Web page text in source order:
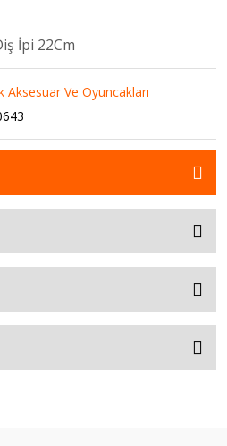
İpi 22Cm
Aksesuar Ve Oyuncakları